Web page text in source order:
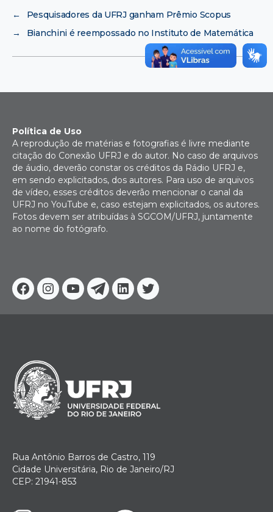
←
Pesquisadores da UFRJ ganham Prêmio Scopus
→
Bianchini é reempossado no Instituto de Matemática
Facebook
Instagram
YoutubeTelegram
Linkedin
Twitter
Política de Uso
A reprodução de matérias e fotografias é livre mediante
citação do Conexão UFRJ e do autor. No caso de arquivos
de áudio, deverão constar os créditos da Rádio UFRJ e,
em sendo explicitados, dos autores. Para uso de arquivos
de vídeo, esses créditos deverão mencionar o canal da
UFRJ no YouTube e, caso estejam explicitados, os autores.
Fotos devem ser atribuídas à SGCOM/UFRJ, juntamente
ao nome do fotógrafo.
Rua Antônio Barros de Castro, 119
Cidade Universitária, Rio de Janeiro/RJ
CEP: 21941-853